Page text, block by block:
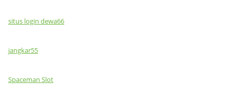
situs login dewa66
jangkar55
Spaceman Slot